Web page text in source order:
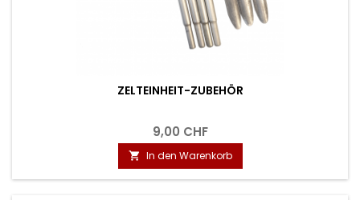
ZELTEINHEIT-ZUBEHÖR
9,00 CHF
 In den Warenkorb